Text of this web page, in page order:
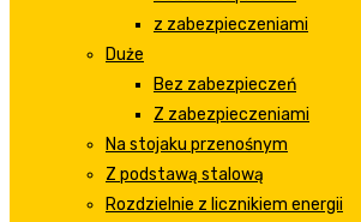
z zabezpieczeniami
Duże
Bez zabezpieczeń
Z zabezpieczeniami
Na stojaku przenośnym
Z podstawą stalową
Rozdzielnie z licznikiem energii